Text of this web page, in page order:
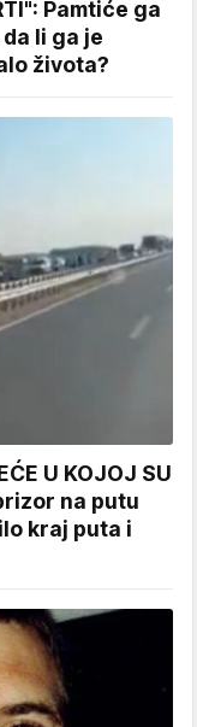
Pamtiće ga
li ga je
života?
U KOJOJ SU
na putu
kraj puta i